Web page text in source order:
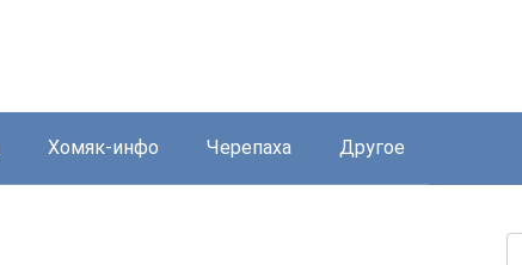
Хомяк-инфо Черепаха Другое